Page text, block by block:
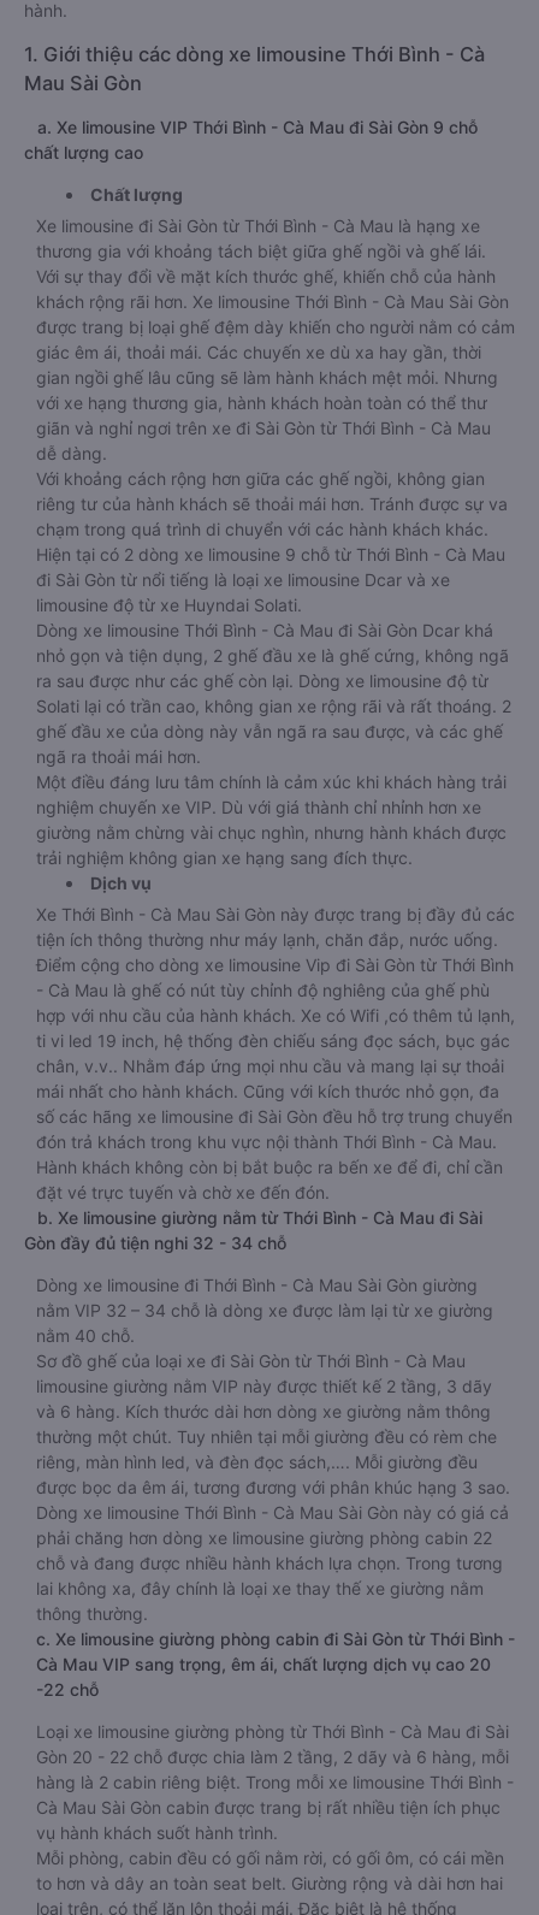
hành.
1. Giới thiệu các dòng xe limousine Thới Bình - Cà
Mau Sài Gòn
a. Xe limousine VIP Thới Bình - Cà Mau đi Sài Gòn 9 chỗ
chất lượng cao
Chất lượng
Xe limousine đi Sài Gòn từ Thới Bình - Cà Mau là hạng xe
thương gia với khoảng tách biệt giữa ghế ngồi và ghế lái.
Với sự thay đổi về mặt kích thước ghế, khiến chỗ của hành
khách rộng rãi hơn. Xe limousine Thới Bình - Cà Mau Sài Gòn
được trang bị loại ghế đệm dày khiến cho người nằm có cảm
giác êm ái, thoải mái. Các chuyến xe dù xa hay gần, thời
gian ngồi ghế lâu cũng sẽ làm hành khách mệt mỏi. Nhưng
với xe hạng thương gia, hành khách hoàn toàn có thể thư
giãn và nghỉ ngơi trên xe đi Sài Gòn từ Thới Bình - Cà Mau
dễ dàng.
Với khoảng cách rộng hơn giữa các ghế ngồi, không gian
riêng tư của hành khách sẽ thoải mái hơn. Tránh được sự va
chạm trong quá trình di chuyển với các hành khách khác.
Hiện tại có 2 dòng xe limousine 9 chỗ từ Thới Bình - Cà Mau
đi Sài Gòn từ nổi tiếng là loại xe limousine Dcar và xe
limousine độ từ xe Huyndai Solati.
Dòng xe limousine Thới Bình - Cà Mau đi Sài Gòn Dcar khá
nhỏ gọn và tiện dụng, 2 ghế đầu xe là ghế cứng, không ngã
ra sau được như các ghế còn lại. Dòng xe limousine độ từ
Solati lại có trần cao, không gian xe rộng rãi và rất thoáng. 2
ghế đầu xe của dòng này vẫn ngã ra sau được, và các ghế
ngã ra thoải mái hơn.
Một điều đáng lưu tâm chính là cảm xúc khi khách hàng trải
nghiệm chuyến xe VIP. Dù với giá thành chỉ nhỉnh hơn xe
giường nằm chừng vài chục nghìn, nhưng hành khách được
trải nghiệm không gian xe hạng sang đích thực.
Dịch vụ
Xe Thới Bình - Cà Mau Sài Gòn này được trang bị đầy đủ các
tiện ích thông thường như máy lạnh, chăn đắp, nước uống.
Điểm cộng cho dòng xe limousine Vip đi Sài Gòn từ Thới Bình
- Cà Mau là ghế có nút tùy chỉnh độ nghiêng của ghế phù
hợp với nhu cầu của hành khách. Xe có Wifi ,có thêm tủ lạnh,
ti vi led 19 inch, hệ thống đèn chiếu sáng đọc sách, bục gác
chân, v.v.. Nhằm đáp ứng mọi nhu cầu và mang lại sự thoải
mái nhất cho hành khách. Cũng với kích thước nhỏ gọn, đa
số các hãng xe limousine đi Sài Gòn đều hỗ trợ trung chuyển
đón trả khách trong khu vực nội thành Thới Bình - Cà Mau.
Hành khách không còn bị bắt buộc ra bến xe để đi, chỉ cần
đặt vé trực tuyến và chờ xe đến đón.
b. Xe limousine giường nằm từ Thới Bình - Cà Mau đi Sài
Gòn đầy đủ tiện nghi 32 - 34 chỗ
Dòng xe limousine đi Thới Bình - Cà Mau Sài Gòn giường
nằm VIP 32 – 34 chỗ là dòng xe được làm lại từ xe giường
nằm 40 chỗ.
Sơ đồ ghế của loại xe đi Sài Gòn từ Thới Bình - Cà Mau
limousine giường nằm VIP này được thiết kế 2 tầng, 3 dãy
và 6 hàng. Kích thước dài hơn dòng xe giường nằm thông
thường một chút. Tuy nhiên tại mỗi giường đều có rèm che
riêng, màn hình led, và đèn đọc sách,…. Mỗi giường đều
được bọc da êm ái, tương đương với phân khúc hạng 3 sao.
Dòng xe limousine Thới Bình - Cà Mau Sài Gòn này có giá cả
phải chăng hơn dòng xe limousine giường phòng cabin 22
chỗ và đang được nhiều hành khách lựa chọn. Trong tương
lai không xa, đây chính là loại xe thay thế xe giường nằm
thông thường.
c. Xe limousine giường phòng cabin đi Sài Gòn từ Thới Bình -
Cà Mau VIP sang trọng, êm ái, chất lượng dịch vụ cao 20
-22 chỗ
Loại xe limousine giường phòng từ Thới Bình - Cà Mau đi Sài
Gòn 20 - 22 chỗ được chia làm 2 tầng, 2 dãy và 6 hàng, mỗi
hàng là 2 cabin riêng biệt. Trong mỗi xe limousine Thới Bình -
Cà Mau Sài Gòn cabin được trang bị rất nhiều tiện ích phục
vụ hành khách suốt hành trình.
Mỗi phòng, cabin đều có gối nằm rời, có gối ôm, có cái mền
to hơn và dây an toàn seat belt. Giường rộng và dài hơn hai
loại trên, có thể lăn lộn thoải mái. Đặc biệt là hệ thống